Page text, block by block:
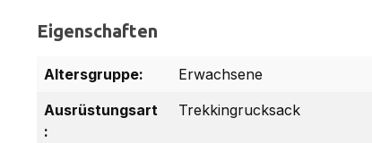
Eigenschaften
Altersgruppe:
Erwachsene
Ausrüstungsart
:
Trekkingrucksack